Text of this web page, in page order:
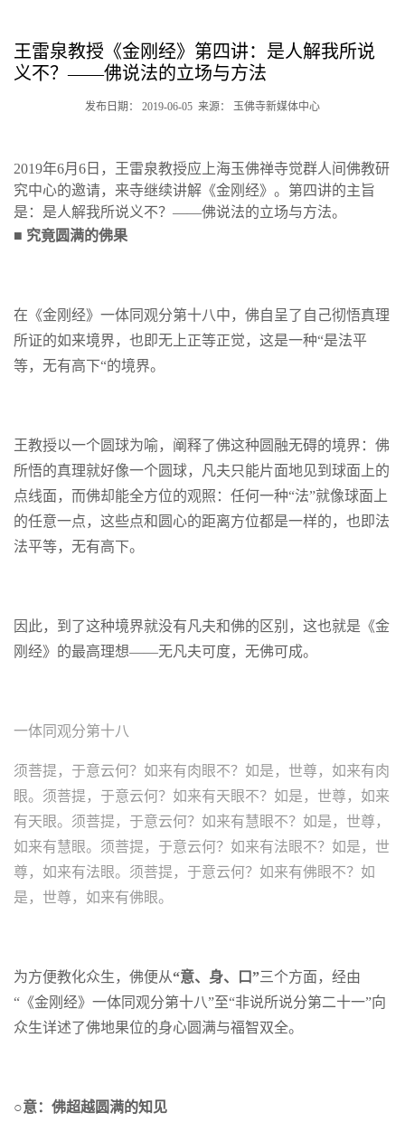
王雷泉教授《金刚经》第四讲：是人解我所说
义不？——佛说法的立场与方法
发布日期： 2019-06-05 来源： 玉佛寺新媒体中心
2019年6月6日，王雷泉教授应上海玉佛禅寺觉群人间佛教研
究中心的邀请，来寺继续讲解《金刚经》。第四讲的主旨
是：是人解我所说义不？——佛说法的立场与方法。
■ 究竟圆满的佛果
在《金刚经》一体同观分第十八中，佛自呈了自己彻悟真理
所证的如来境界，也即无上正等正觉，这是一种“是法平
等，无有高下“的境界。
王教授以一个圆球为喻，阐释了佛这种圆融无碍的境界：佛
所悟的真理就好像一个圆球，凡夫只能片面地见到球面上的
点线面，而佛却能全方位的观照：任何一种“法”就像球面上
的任意一点，这些点和圆心的距离方位都是一样的，也即法
法平等，无有高下。
因此，到了这种境界就没有凡夫和佛的区别，这也就是《金
刚经》的最高理想——无凡夫可度，无佛可成。
一体同观分第十八
须菩提，于意云何？如来有肉眼不？如是，世尊，如来有肉
眼。须菩提，于意云何？如来有天眼不？如是，世尊，如来
有天眼。须菩提，于意云何？如来有慧眼不？如是，世尊，
如来有慧眼。须菩提，于意云何？如来有法眼不？如是，世
尊，如来有法眼。须菩提，于意云何？如来有佛眼不？如
是，世尊，如来有佛眼。
为方便教化众生，佛便从“意、身、口”三个方面，经由
“《金刚经》一体同观分第十八”至“非说所说分第二十一”向
众生详述了佛地果位的身心圆满与福智双全。
○意： 佛超越圆满的知见